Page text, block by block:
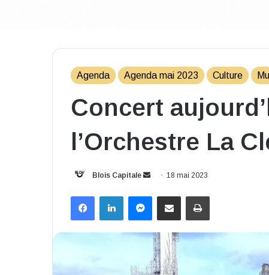
Agenda Agenda mai 2023 Culture
Concert
l’Orchestre La
Blois Capitale
Envoyer
courriel
18 mai 2023
FacebookLinkedinMessenger
Partager par email Imprimer